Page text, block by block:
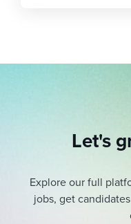
Let's
Explore our full
jobs, get